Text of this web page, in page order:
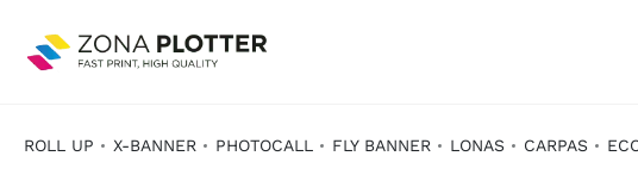
ROLL UP X-BANNER PHOTOCALL FLY BANNER LONAS CARPAS